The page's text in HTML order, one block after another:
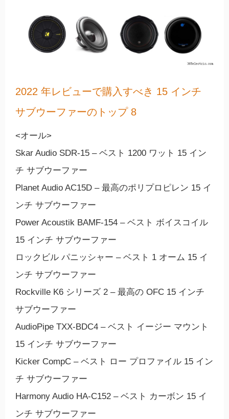
2022 年レビューで購入すべき 15 インチ
サブウーファーのトップ 8
<オール>
Skar Audio SDR-15 – ベスト 1200 ワット 15 イン
チ サブウーファー
Planet Audio AC15D – 最高のポリプロピレン 15 イ
ンチ サブウーファー
Power Acoustik BAMF-154 – ベスト ボイスコイル
15 インチ サブウーファー
ロックビル パニッシャー – ベスト 1 オーム 15 イ
ンチ サブウーファー
Rockville K6 シリーズ 2 – 最高の OFC 15 インチ
サブウーファー
AudioPipe TXX-BDC4 – ベスト イージー マウント
15 インチ サブウーファー
Kicker CompC – ベスト ロー プロファイル 15 イン
チ サブウーファー
Harmony Audio HA-C152 – ベスト カーボン 15 イ
ンチ サブウーファー